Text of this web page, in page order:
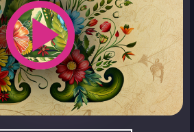
play_arrow